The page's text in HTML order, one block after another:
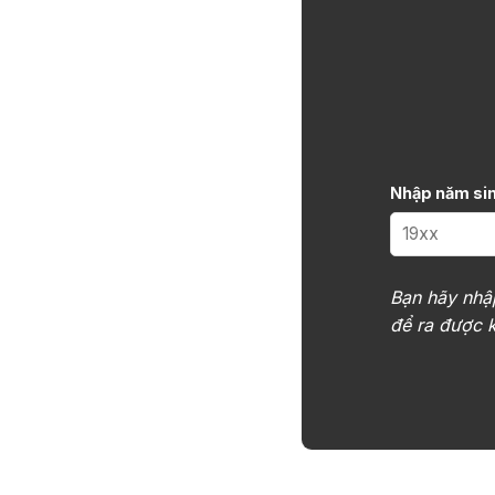
Nhập năm
Bạn hãy
để ra được